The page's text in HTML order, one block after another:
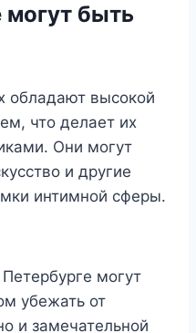
могут быть
обладают высокой
что делает их
Они могут
и другие
интимной сферы.
могут
убежать от
и замечательной